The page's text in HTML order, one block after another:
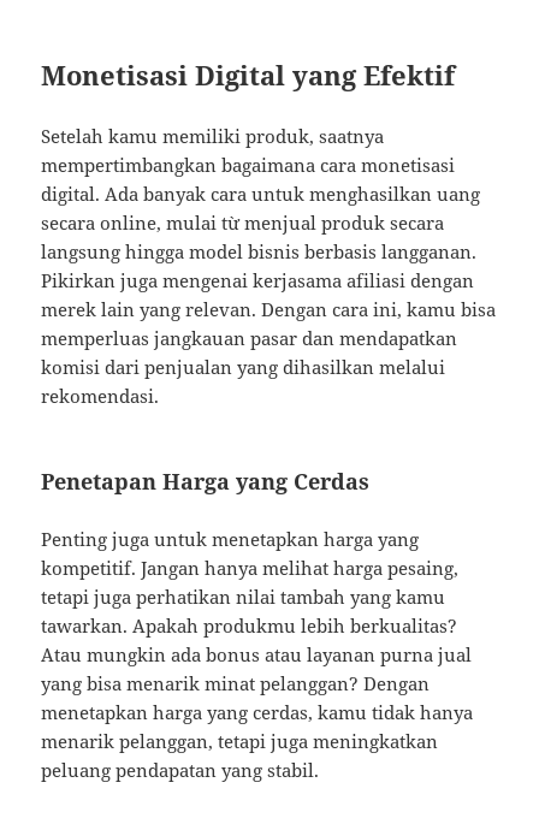
Monetisasi Digital yang Efektif
Setelah kamu memiliki produk, saatnya
mempertimbangkan bagaimana cara monetisasi
digital. Ada banyak cara untuk menghasilkan uang
secara online, mulai từ menjual produk secara
langsung hingga model bisnis berbasis langganan.
Pikirkan juga mengenai kerjasama afiliasi dengan
merek lain yang relevan. Dengan cara ini, kamu bisa
memperluas jangkauan pasar dan mendapatkan
komisi dari penjualan yang dihasilkan melalui
rekomendasi.
Penetapan Harga yang Cerdas
Penting juga untuk menetapkan harga yang
kompetitif. Jangan hanya melihat harga pesaing,
tetapi juga perhatikan nilai tambah yang kamu
tawarkan. Apakah produkmu lebih berkualitas?
Atau mungkin ada bonus atau layanan purna jual
yang bisa menarik minat pelanggan? Dengan
menetapkan harga yang cerdas, kamu tidak hanya
menarik pelanggan, tetapi juga meningkatkan
peluang pendapatan yang stabil.